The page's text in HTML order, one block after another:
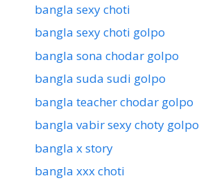
bangla sexy choti
bangla sexy choti golpo
bangla sona chodar golpo
bangla suda sudi golpo
bangla teacher chodar golpo
bangla vabir sexy choty golpo
bangla x story
bangla xxx choti